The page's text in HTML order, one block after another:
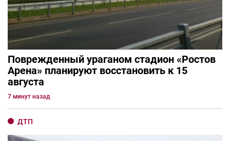
Поврежденный ураганом стадион «Ростов
Арена» планируют восстановить к 15
августа
7 минут назад
ДТП